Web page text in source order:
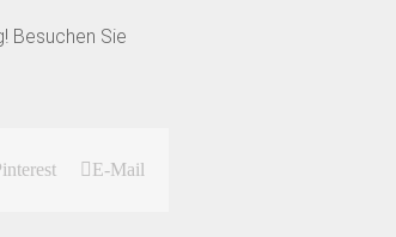
Besuchen Sie
E-Mail